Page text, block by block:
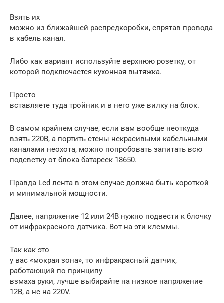
Взять их
можно из ближайшей распредкоробки, спрятав провода
в кабель канал.
Либо как вариант используйте верхнюю розетку, от
которой подключается кухонная вытяжка.
Просто
вставляете туда тройник и в него уже вилку на блок.
В самом крайнем случае, если вам вообще неоткуда
взять 220В, а портить стены некрасивыми кабельными
каналами неохота, можно попробовать запитать всю
подсветку от блока батареек 18650.
Правда Led лента в этом случае должна быть короткой
и минимальной мощности.
Далее, напряжение 12 или 24В нужно подвести к блочку
от инфракрасного датчика. Вот на эти клеммы.
Так как это
у вас «мокрая зона», то инфракрасный датчик,
работающий по принципу
взмаха руки, лучше выбирайте на низкое напряжение
12В, а не на 220V.